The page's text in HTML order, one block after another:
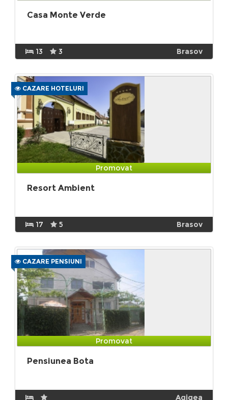
Casa Monte Verde
13 3 Brasov
CAZARE HOTELURI
Promovat
Resort Ambient
17 5 Brasov
CAZARE PENSIUNI
Promovat
Pensiunea Bota
Agigea